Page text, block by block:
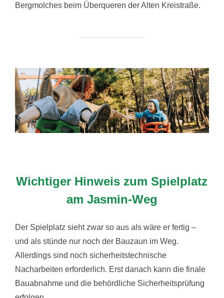
Bergmolches beim Überqueren der Alten Kreistraße.
Wichtiger Hinweis zum Spielplatz
am Jasmin-Weg
Der Spielplatz sieht zwar so aus als wäre er fertig –
und als stünde nur noch der Bauzaun im Weg.
Allerdings sind noch sicherheitstechnische
Nacharbeiten erforderlich. Erst danach kann die finale
Bauabnahme und die behördliche Sicherheitsprüfung